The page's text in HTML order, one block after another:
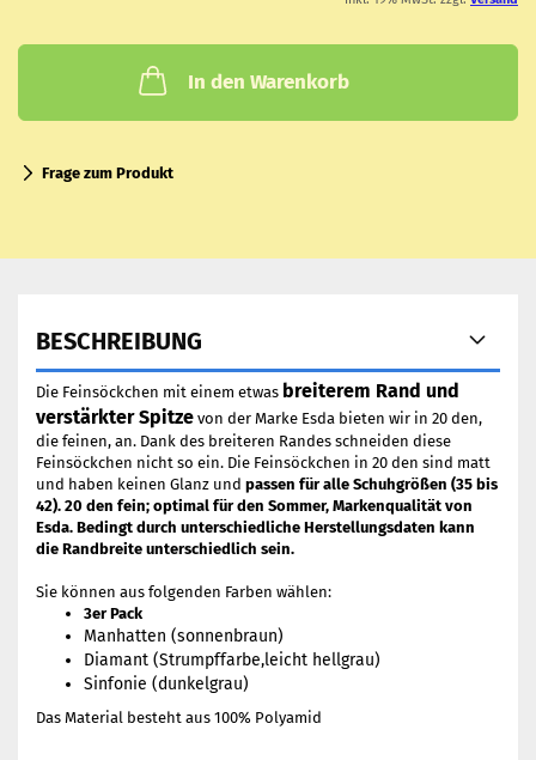
In den Warenkorb
Frage zum Produkt
BESCHREIBUNG
Die Feinsöckchen mit einem etwas breiterem Rand und
verstärkter Spitze von der Marke Esda bieten wir in 20 den,
die feinen, an. Dank des breiteren Randes schneiden diese
Feinsöckchen nicht so ein. Die Feinsöckchen in 20 den sind matt
und haben keinen Glanz und passen für alle Schuhgrößen (35 bis
42). 20 den fein; optimal für den Sommer, Markenqualität von
Esda. Bedingt durch unterschiedliche Herstellungsdaten kann
die Randbreite unterschiedlich sein.
Sie können aus folgenden Farben wählen:
3er Pack
Manhatten (sonnenbraun)
Diamant (Strumpffarbe,leicht hellgrau)
Sinfonie (dunkelgrau)
Das Material besteht aus 100% Polyamid